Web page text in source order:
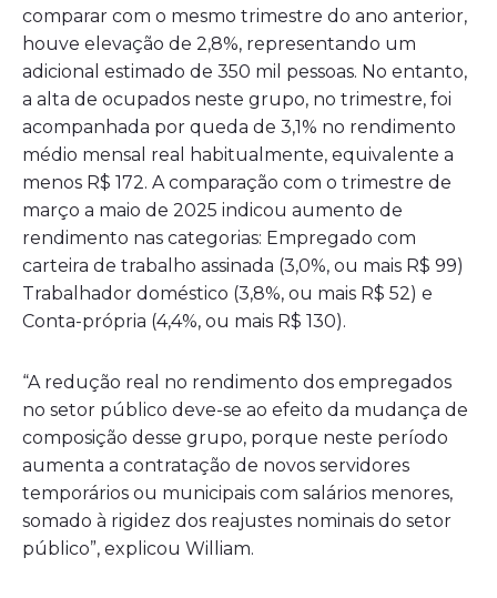
comparar com o mesmo trimestre do ano anterior,
houve elevação de 2,8%, representando um
adicional estimado de 350 mil pessoas. No entanto,
a alta de ocupados neste grupo, no trimestre, foi
acompanhada por queda de 3,1% no rendimento
médio mensal real habitualmente, equivalente a
menos R$ 172. A comparação com o trimestre de
março a maio de 2025 indicou aumento de
rendimento nas categorias: Empregado com
carteira de trabalho assinada (3,0%, ou mais R$ 99)
Trabalhador doméstico (3,8%, ou mais R$ 52) e
Conta-própria (4,4%, ou mais R$ 130).
“A redução real no rendimento dos empregados
no setor público deve-se ao efeito da mudança de
composição desse grupo, porque neste período
aumenta a contratação de novos servidores
temporários ou municipais com salários menores,
somado à rigidez dos reajustes nominais do setor
público”, explicou William.